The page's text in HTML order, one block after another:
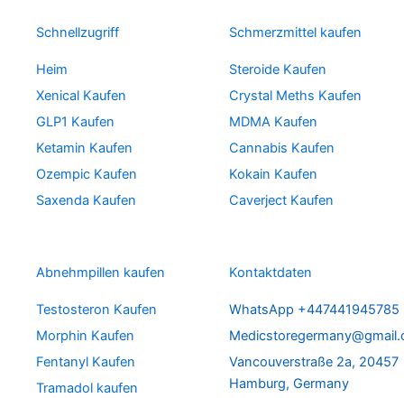
Schnellzugriff
Heim
Xenical Kaufen
GLP1 Kaufen
Ketamin Kaufen
Ozempic Kaufen
Saxenda Kaufen
Schmerzmittel kaufen
Steroide Kaufen
Crystal Meths Kaufen
MDMA Kaufen
Cannabis Kaufen
Kokain Kaufen
Caverject Kaufen
Abnehmpillen kaufen
Testosteron Kaufen
Morphin Kaufen
Fentanyl Kaufen
Tramadol kaufen
Kontaktdaten
WhatsApp +447441945785
Vancouverstraße 2a, 20457
Hamburg, Germany